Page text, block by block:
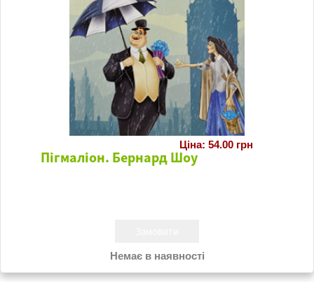
Пігмаліон. Бернард Шоу
Ціна: 54.00 грн
Немає в наявності